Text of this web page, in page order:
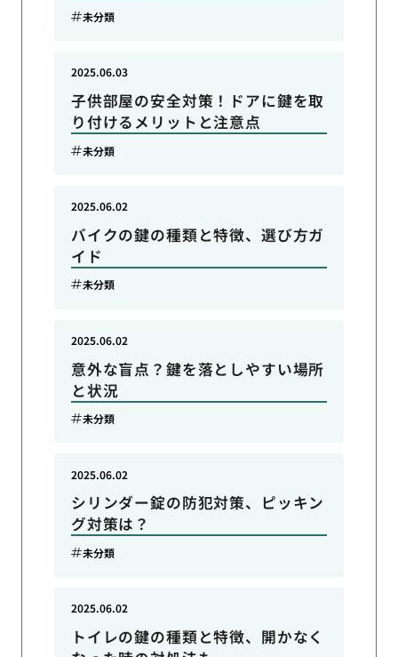
未分類
子供部屋の安全対策！ドアに鍵を取
り付けるメリットと注意点
2025.06.03
未分類
バイクの鍵の種類と特徴、選び方ガ
イド
2025.06.02
未分類
意外な盲点？鍵を落としやすい場所
と状況
2025.06.02
未分類
シリンダー錠の防犯対策、ピッキン
グ対策は？
2025.06.02
未分類
トイレの鍵の種類と特徴、開かなく
2025.06.02